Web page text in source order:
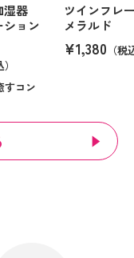
湿器
ション
すコン
ツインフレ
メラルド
¥1,380 （税